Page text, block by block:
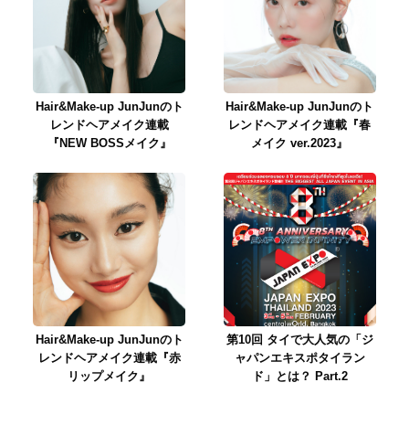
Hair&Make-up JunJunのト
レンドヘアメイク連載
『NEW BOSSメイク』
Hair&Make-up JunJunのト
レンドヘアメイク連載『春
メイク ver.2023』
Hair&Make-up JunJunのト
レンドヘアメイク連載『赤
リップメイク』
第10回 タイで大人気の「ジ
ャパンエキスポタイラン
ド」とは？ Part.2